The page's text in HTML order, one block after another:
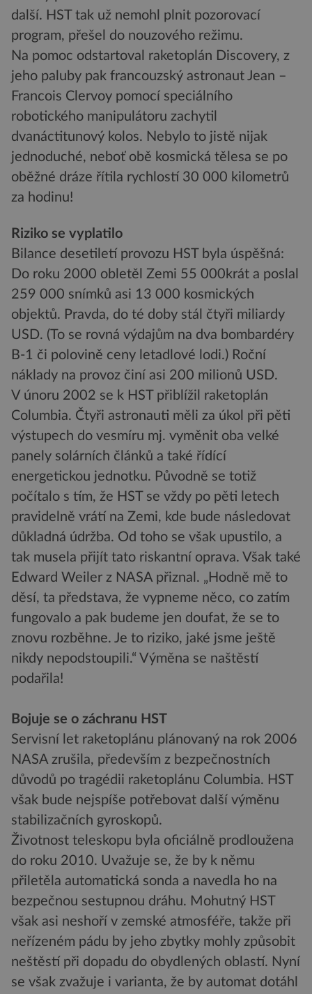
další. HST tak už nemohl plnit pozorovací
program, přešel do nouzového režimu.
Na pomoc odstartoval raketoplán Discovery, z
jeho paluby pak francouzský astronaut Jean –
Francois Clervoy pomocí speciálního
robotického manipulátoru zachytil
dvanáctitunový kolos. Nebylo to jistě nijak
jednoduché, neboť obě kosmická tělesa se po
oběžné dráze řítila rychlostí 30 000 kilometrů
za hodinu!
Riziko se vyplatilo
Bilance desetiletí provozu HST byla úspěšná:
Do roku 2000 obletěl Zemi 55 000krát a poslal
259 000 snímků asi 13 000 kosmických
objektů. Pravda, do té doby stál čtyři miliardy
USD. (To se rovná výdajům na dva bombardéry
B-1 či polovině ceny letadlové lodi.) Roční
náklady na provoz činí asi 200 milionů USD.
V únoru 2002 se k HST přiblížil raketoplán
Columbia. Čtyři astronauti měli za úkol při pěti
výstupech do vesmíru mj. vyměnit oba velké
panely solárních článků a také řídící
energetickou jednotku. Původně se totiž
počítalo s tím, že HST se vždy po pěti letech
pravidelně vrátí na Zemi, kde bude následovat
důkladná údržba. Od toho se však upustilo, a
tak musela přijít tato riskantní oprava. Však také
Edward Weiler z NASA přiznal. „Hodně mě to
děsí, ta představa, že vypneme něco, co zatím
fungovalo a pak budeme jen doufat, že se to
znovu rozběhne. Je to riziko, jaké jsme ještě
nikdy nepodstoupili.“ Výměna se naštěstí
podařila!
Bojuje se o záchranu HST
Servisní let raketoplánu plánovaný na rok 2006
NASA zrušila, především z bezpečnostních
důvodů po tragédii raketoplánu Columbia. HST
však bude nejspíše potřebovat další výměnu
stabilizačních gyroskopů.
Životnost teleskopu byla oficiálně prodloužena
do roku 2010. Uvažuje se, že by k němu
přiletěla automatická sonda a navedla ho na
bezpečnou sestupnou dráhu. Mohutný HST
však asi neshoří v zemské atmosféře, takže při
neřízeném pádu by jeho zbytky mohly způsobit
neštěstí při dopadu do obydlených oblastí. Nyní
se však zvažuje i varianta, že by automat dotáhl